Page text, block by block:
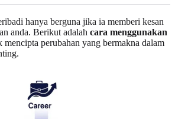
hanya berguna jika ia memberi kesan
anda. Berikut adalah cara menggunakan
mencipta perubahan yang bermakna dalam